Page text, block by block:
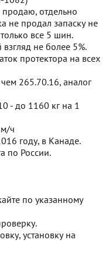
отдельно
не продал запаску не
все 5 шин.
не более 5%.
протектора на всех
265.70.16, аналог
- до 1160 кг на 1
ч
году, в Канаде.
по России.
по указанному
установку на